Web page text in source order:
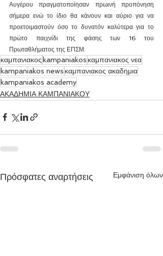
Αυγέρου πραγματοποίησαν πρωινή προπόνηση
σήμερα ενώ το ίδιο θα κάνουν και αύριο για να
προετοιμαστούν όσο το δυνατόν καλύτερα για το
πρώτο παιχνίδι της φάσης των 16 του
Πρωταθλήματος της ΕΠΣΜ.
καμπανιακος kampaniakos καμπανιακος νεα
kampaniakos news καμπανιακος ακαδημια
kampaniakos academy
ΑΚΑΔΗΜΙΑ ΚΑΜΠΑΝΙΑΚΟΥ
Πρόσφατες αναρτήσεις Εμφάνιση όλων